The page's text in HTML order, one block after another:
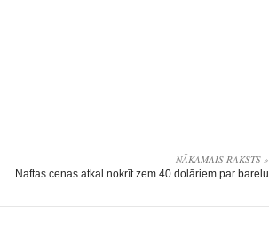
NĀKAMAIS RAKSTS »
Naftas cenas atkal nokrīt zem 40 dolāriem par barelu